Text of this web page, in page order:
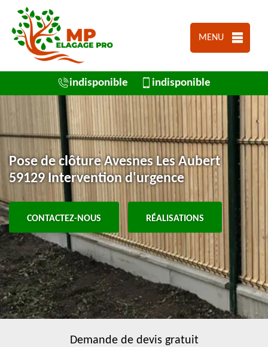
MENU
indisponible indisponible
Pose de clôture Avesnes Les Aubert
59129 Intervention d'urgence
CONTACTEZ-NOUS RÉALISATIONS
Demande de devis gratuit